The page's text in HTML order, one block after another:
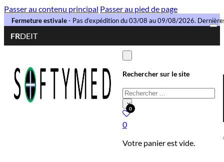
Passer au contenu principal Passer au pied de page
Fermeture estivale - Pas d’expédition du 03/08 au 09/08/2026.
FRDEIT
Rechercher sur le site
Rechercher
×0
0
Votre panier est vide.